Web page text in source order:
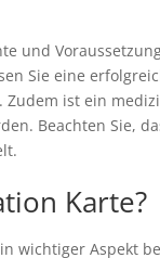
und
Sie eine
ist ein
Beachten Sie,
Karte?
wichtiger Aspekt